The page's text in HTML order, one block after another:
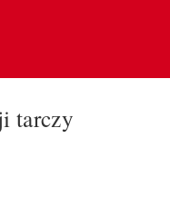
tarczy